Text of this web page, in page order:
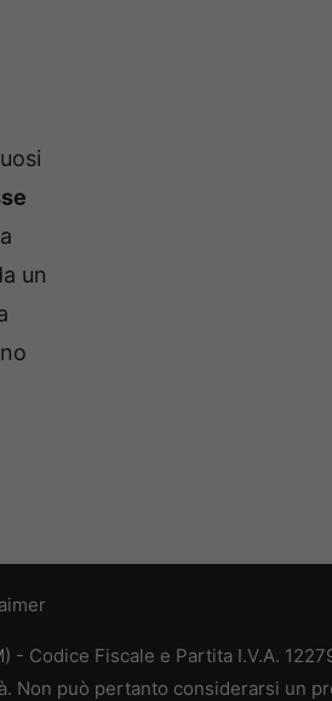
un
- Codice Fiscale e Partita I.V.A.
Non può pertanto considerarsi un